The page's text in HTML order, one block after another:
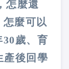
怎麼還
麼可以
歲、育
產後回學